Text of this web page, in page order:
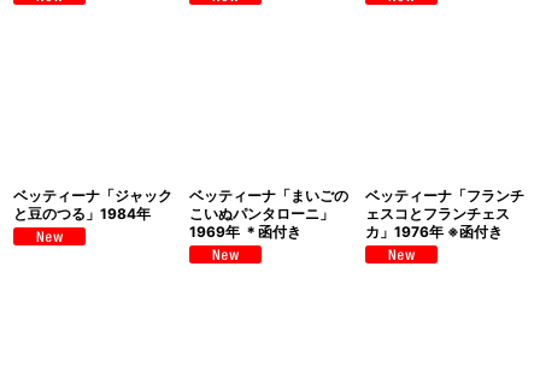
ベッティーナ「ジャック
と豆のつる」1984年
ベッティーナ「まいごの
こいぬパンタローニ」
1969年 ＊函付き
ベッティーナ「フランチ
ェスコとフランチェス
カ」1976年 ※函付き